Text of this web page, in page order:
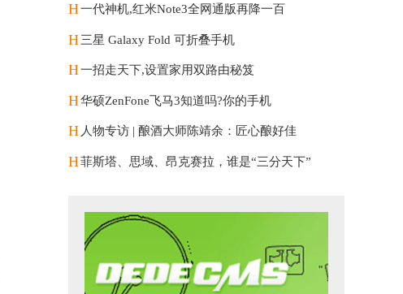
H一代神机,红米Note3全网通版再降一百
H三星 Galaxy Fold 可折叠手机
H一招走天下,设置家用双路由秘笈
H华硕ZenFone飞马3知道吗?你的手机
H 人物专访 | 酿酒大师陈靖余：匠心酿好佳
H菲斯塔、思域、昂克赛拉，谁是“三分天下”